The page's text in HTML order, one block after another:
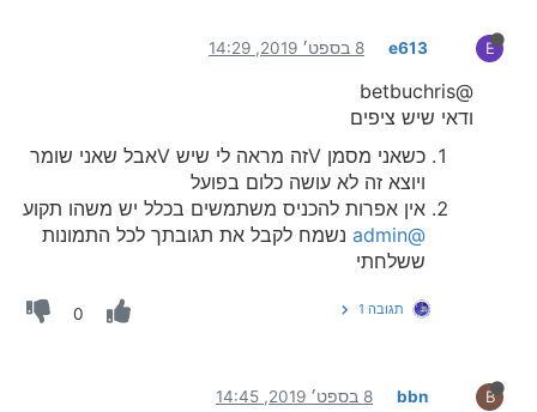
E
e613 8 בספט׳ 2019, 14:29
@betbuchris
ודאי שיש ציפים
כשאני מסמן Vזה מראה לי שיש Vאבל שאני שומר
ויוצא זה לא עושה כלום בפועל
אין אפרות להכניס משתמשים בכלל יש משהו תקוע
@admin
נשמח לקבל את תגובתך לכל התמונות
ששלחתי
תגובה 1 0
B
bbn 8 בספט׳ 2019, 14:45